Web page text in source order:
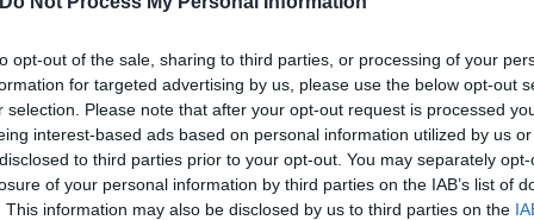
opt-out of the sale, sharing to third parties, or processing of your
for targeted advertising by us, please use the below opt-out
selection. Please note that after your opt-out request is processed
interest-based ads based on personal information utilized by us
to third parties prior to your opt-out. You may separately
of your personal information by third parties on the IAB’s list of
This information may also be disclosed by us to third parties on the
(@redbullracing) September 20, 2025
και Χάτζαρ είχαν προλάβει να
«κλειδώσει». Τελικά, η βροχή κόπασε και οι
πρωτοπόρους. Ο Όσκαρ Πιάστρι της McLaren
λάθος τα φρένα στη στροφή 3 και χτύπησε